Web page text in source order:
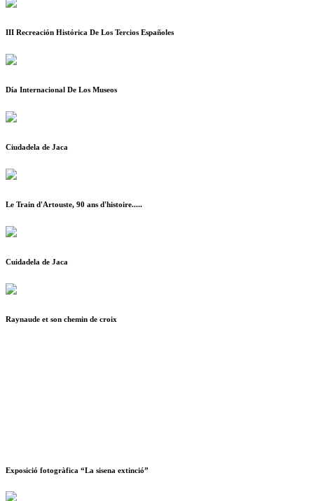
III Recreación Histórica De Los Tercios Españoles
Día Internacional De Los Museos
Ciudadela de Jaca
Le Train d'Artouste, 90 ans d'histoire.....
Cuidadela de Jaca
Raynaude et son chemin de croix
Exposició fotogràfica “La sisena extinció”